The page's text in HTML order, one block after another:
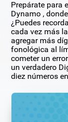
Prepárate para
Dynamo ,
¿Puedes
cada vez más
agregar más
fonológica al
cometer un
un verdadero
diez números